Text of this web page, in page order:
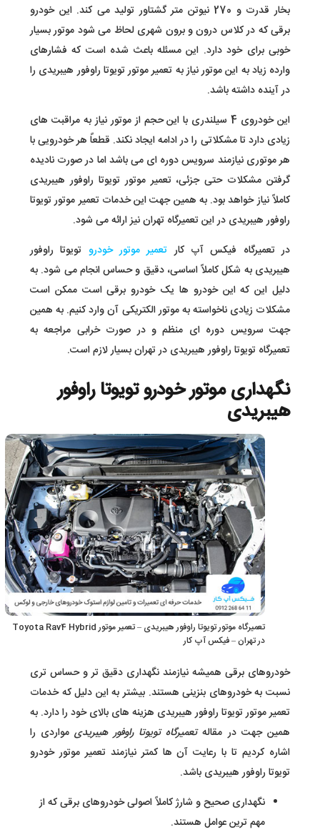
بخار قدرت و
270 نیوتن‌ متر گشتاور تولید می کند. این خودرو
برقی که در کلاس درون و برون شهری لحاظ می شود موتور بسیار
خوبی برای خود دارد. این مسئله باعث شده است که فشارهای
وارده زیاد به این موتور نیاز به تعمیر موتور تویوتا راوفور هیبریدی را
در آینده داشته باشد.
این خودروی 4 سیلندری با این حجم از موتور نیاز به مراقبت های
زیادی دارد تا مشکلاتی را در ادامه ایجاد نکند. قطعاً هر خودرویی با
هر موتوری نیازمند سرویس دوره ای می باشد اما در صورت نادیده
گرفتن مشکلات حتی جزئی، تعمیر موتور تویوتا راوفور هیبریدی
کاملاً نیاز خواهد بود. به همین جهت این خدمات تعمیر موتور تویوتا
راوفور هیبریدی در این تعمیرگاه تهران نیز ارائه می شود.
در تعمیرگاه فیکس آپ کار تعمیر موتور خودرو تویوتا راوفور
هیبریدی به شکل کاملاً اساسی، دقیق و حساس انجام می شود. به
دلیل این که این خودرو ها یک خودرو برقی است ممکن است
مشکلات زیادی ناخواسته به موتور الکتریکی آن وارد کنیم. به همین
جهت سرویس دوره ای منظم و در صورت خرابی مراجعه به
تعمیرگاه تویوتا راوفور هیبریدی در تهران بسیار لازم است.
نگهداری موتور خودرو تویوتا راوفور
هیبریدی
تعمیرگاه موتور تویوتا راوفور هیبریدی – تعمیر موتور Toyota Rav4 Hybrid
در تهران – فیکس آپ کار
خودروهای برقی همیشه نیازمند نگهداری دقیق تر و حساس تری
نسبت به خودروهای بنزینی هستند. بیشتر به این دلیل که خدمات
تعمیر موتور تویوتا راوفور هیبریدی هزینه های بالای خود را دارد. به
همین جهت در مقالهتعمیرگاه تویوتا راوفور هیبریدیمواردی را
اشاره کردیم تا با رعایت آن ها کمتر نیازمند تعمیر موتور خودرو
تویوتا راوفور هیبریدی باشد.
نگهداری صحیح و شارژ کاملاً اصولی خودروهای برقی که از
مهم ترین عوامل هستند.